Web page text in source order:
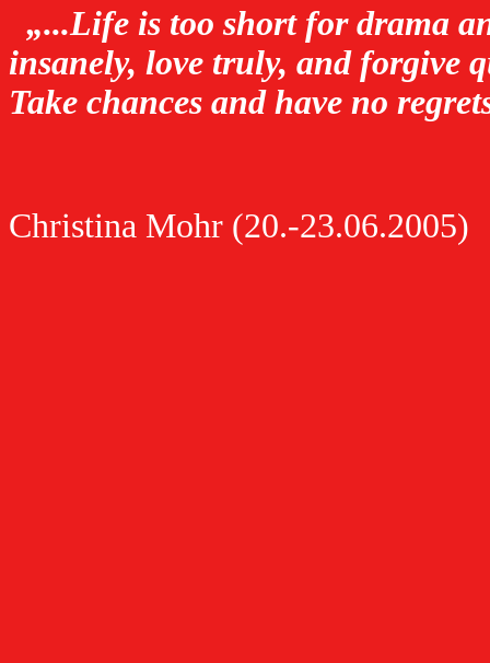
„...Life is too short for drama
insanely, love truly, and forgive
Take chances and have no
Christina Mohr (20.-23.06.2005)